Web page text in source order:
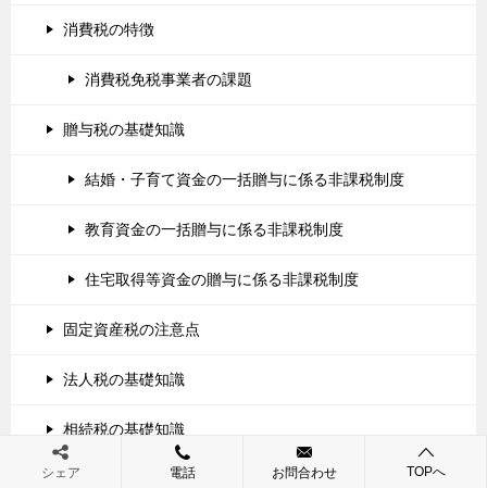
消費税の特徴
消費税免税事業者の課題
贈与税の基礎知識
結婚・子育て資金の一括贈与に係る非課税制度
教育資金の一括贈与に係る非課税制度
住宅取得等資金の贈与に係る非課税制度
固定資産税の注意点
法人税の基礎知識
相続税の基礎知識
自筆証書遺言と公正証書遺言の主な特徴
シェア 電話 お問合わせ TOPへ